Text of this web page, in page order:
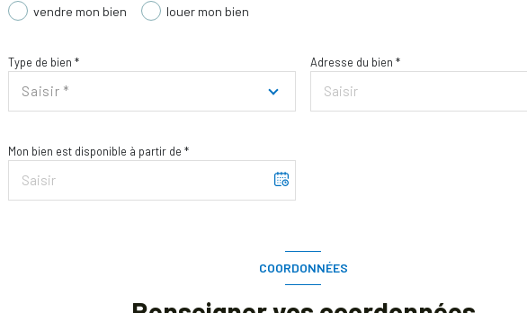
vendre mon bien louer mon bien
Type de bien *
Saisir *
Adresse du bien *
Mon bien est disponible à partir de *
COORDONNÉES